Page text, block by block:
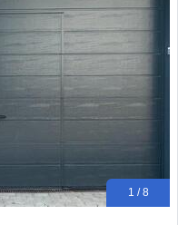
1 / 8